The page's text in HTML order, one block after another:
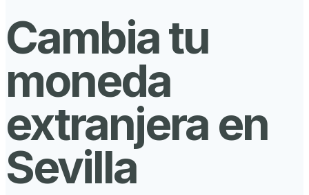
Cambia tu
moneda
extranjera en
Sevilla